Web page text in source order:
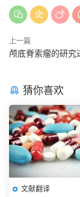
上一篇
颅底脊索瘤的研究
猜你喜欢
文献翻译